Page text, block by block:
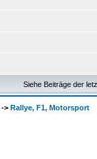
Siehe Beiträge der
-> Rallye, F1, Motorsport